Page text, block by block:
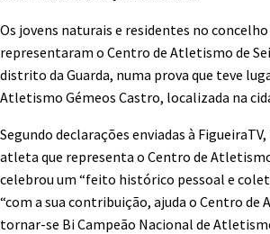
Os jovens naturais e residentes no concelho
representaram o Centro de Atletismo de
distrito da Guarda, numa prova que teve
Atletismo Gémeos Castro, localizada na
Segundo declarações enviadas à
atleta que representa o Centro de Atletismo
celebrou um “feito histórico pessoal e
“com a sua contribuição, ajuda o Centro de
tornar-se Bi Campeão Nacional de